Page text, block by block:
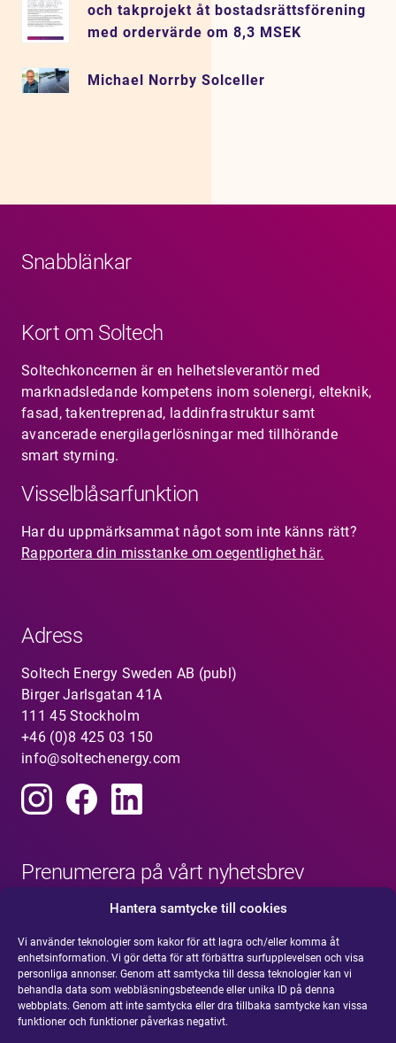
Hantera samtycke till cookies
Vi använder teknologier som kakor för att lagra och/eller komma åt
enhetsinformation. Vi gör detta för att förbättra surfupplevelsen och visa
personliga annonser. Genom att samtycka till dessa teknologier kan vi
behandla data som webbläsningsbeteende eller unika ID på denna
webbplats. Genom att inte samtycka eller dra tillbaka samtycke kan vissa
funktioner och funktioner påverkas negativt.
och takprojekt åt bostadsrättsförening
med ordervärde om 8,3 MSEK
Michael Norrby Solceller
Snabblänkar
Kort om Soltech
Soltechkoncernen är en helhetsleverantör med
marknadsledande kompetens inom solenergi, elteknik,
fasad, takentreprenad, laddinfrastruktur samt
avancerade energilagerlösningar med tillhörande
smart styrning.
Visselblåsarfunktion
Har du uppmärksammat något som inte känns rätt?
Rapportera din misstanke om oegentlighet här.
Adress
Soltech Energy Sweden AB (publ)
Birger Jarlsgatan 41A
111 45 Stockholm
+46 (0)8 425 03 150
info@soltechenergy.com
Prenumerera på vårt nyhetsbrev